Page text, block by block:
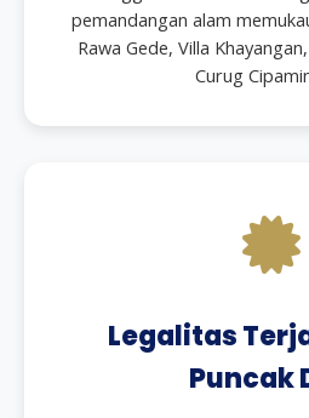
pemandangan alam
Rawa Gede, Villa
Curug
Legalitas
Puncak